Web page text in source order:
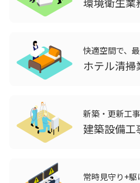
快適空間で、
ホテル清掃
新築・更新工
建築設備工
常時見守り+駆